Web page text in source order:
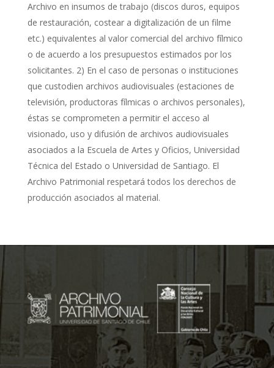
Archivo en insumos de trabajo (discos duros, equipos
de restauración, costear a digitalización de un filme
etc.) equivalentes al valor comercial del archivo fílmico
o de acuerdo a los presupuestos estimados por los
solicitantes. 2) En el caso de personas o instituciones
que custodien archivos audiovisuales (estaciones de
televisión, productoras fílmicas o archivos personales),
éstas se comprometen a permitir el acceso al
visionado, uso y difusión de archivos audiovisuales
asociados a la Escuela de Artes y Oficios, Universidad
Técnica del Estado o Universidad de Santiago. El
Archivo Patrimonial respetará todos los derechos de
producción asociados al material.